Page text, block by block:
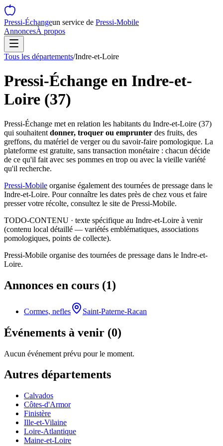
Pressi-Échangeun service de Pressi-Mobile
AnnoncesÀ propos
Tous les départements/Indre-et-Loire
Pressi-Échange en Indre-et-
Loire (37)
Pressi-Échange met en relation les habitants du Indre-et-Loire (37)
qui souhaitent donner, troquer ou emprunter des fruits, des
greffons, du matériel de verger ou du savoir-faire pomologique. La
plateforme est gratuite, sans transaction monétaire : chacun décide
de ce qu'il fait avec ses pommes en trop ou avec la vieille variété
qu'il recherche.
Pressi-Mobile organise également des tournées de pressage dans le
Indre-et-Loire. Pour connaître les dates près de chez vous et faire
presser votre récolte, consultez le site de Pressi-Mobile.
TODO-CONTENU · texte spécifique au Indre-et-Loire à venir
(contenu local détaillé — variétés emblématiques, associations
pomologiques, points de collecte).
Pressi-Mobile organise des tournées de pressage dans le Indre-et-
Loire.
Annonces en cours (1)
Cormes, nefles Saint-Paterne-Racan
Événements à venir (0)
Aucun événement prévu pour le moment.
Autres départements
Calvados
Côtes-d'Armor
Finistère
Ille-et-Vilaine
Loire-Atlantique
Maine-et-Loire